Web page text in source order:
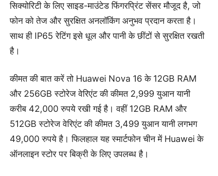
सिक्योरिटी के लिए साइड-माउंटेड फिंगरप्रिंट सेंसर मौजूद है, जो
फोन को तेज और सुरक्षित अनलॉकिंग अनुभव प्रदान करता है।
साथ ही IP65 रेटिंग इसे धूल और पानी के छींटों से सुरक्षित रखती
है।
कीमत की बात करें तो Huawei Nova 16 के 12GB RAM
और 256GB स्टोरेज वेरिएंट की कीमत 2,999 युआन यानी
करीब 42,000 रुपये रखी गई है। वहीं 12GB RAM और
512GB स्टोरेज वेरिएंट की कीमत 3,499 युआन यानी लगभग
49,000 रुपये है। फिलहाल यह स्मार्टफोन चीन में Huawei के
ऑनलाइन स्टोर पर बिक्री के लिए उपलब्ध है।